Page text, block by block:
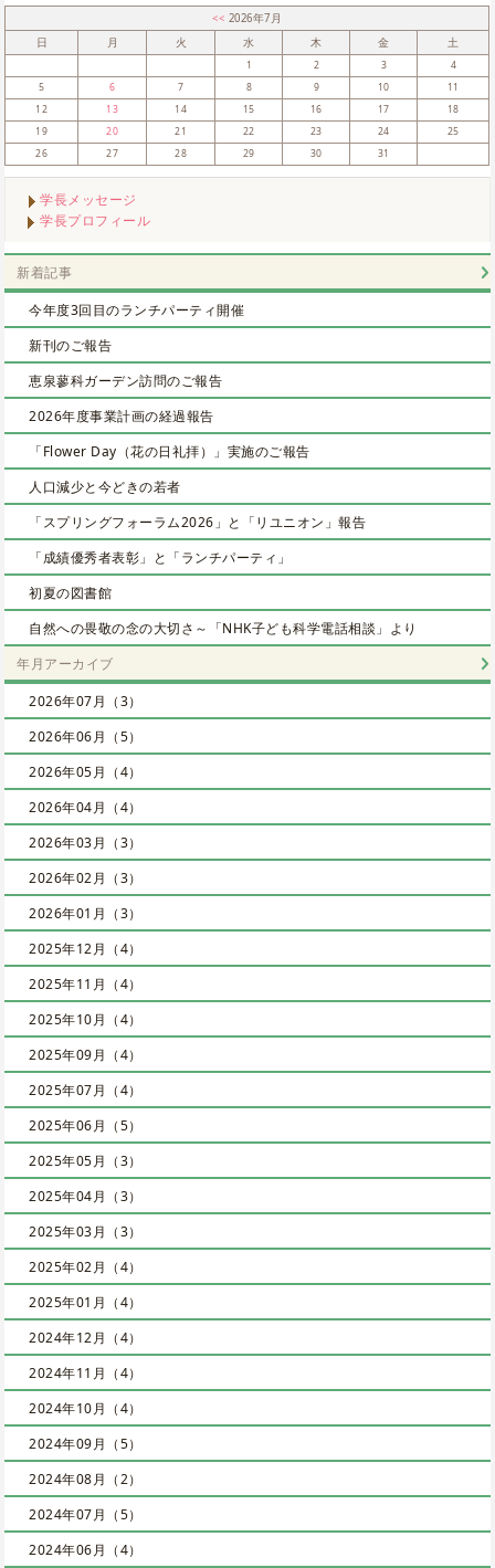
<< 2026年7月
日
月 火 水 木 金 土
1 2 3
4
5
6 7 8 9 10
11
12
13 14 15 16 17
18
19
20 21 22 23 24
25
26
27 28 29 30 31
学長メッセージ
学長プロフィール
新着記事
今年度3回目のランチパーティ開催
新刊のご報告
恵泉蓼科ガーデン訪問のご報告
2026年度事業計画の経過報告
「Flower Day（花の日礼拝）」実施のご報告
人口減少と今どきの若者
「スプリングフォーラム2026」と「リユニオン」報告
「成績優秀者表彰」と「ランチパーティ」
初夏の図書館
自然への畏敬の念の大切さ～「NHK子ども科学電話相談」より
年月アーカイブ
2026年07月（3）
2026年06月（5）
2026年05月（4）
2026年04月（4）
2026年03月（3）
2026年02月（3）
2026年01月（3）
2025年12月（4）
2025年11月（4）
2025年10月（4）
2025年09月（4）
2025年07月（4）
2025年06月（5）
2025年05月（3）
2025年04月（3）
2025年03月（3）
2025年02月（4）
2025年01月（4）
2024年12月（4）
2024年11月（4）
2024年10月（4）
2024年09月（5）
2024年08月（2）
2024年07月（5）
2024年06月（4）